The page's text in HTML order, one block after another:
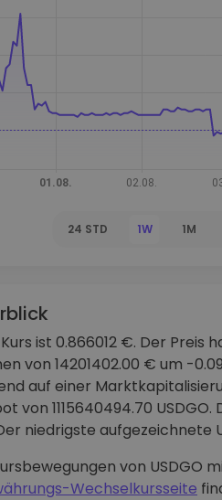
Explorer
Krypto-Strategie
24 STD 1W 1M
ist 0.866012 €. Der Preis
von 14201402.00 € um -
auf einer
von 1115640494.70
niedrigste aufgezeichnete
von USDGO
Wechselkursseite